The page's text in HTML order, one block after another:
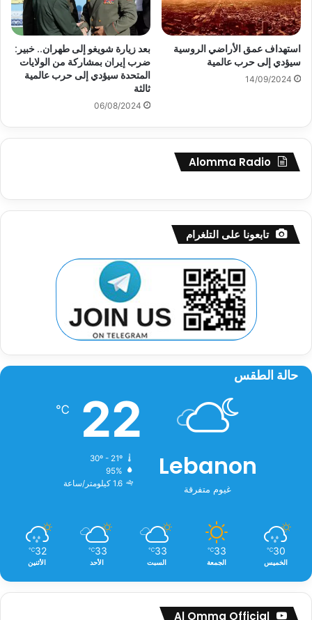
استهداف عمق الأراضي الروسية
سيؤدي إلى حرب عالمية
14/09/2024
بعد زيارة شويغو إلى طهران.. خبير:
ضرب إيران بمشاركة من الولايات
المتحدة سيؤدي إلى حرب عالمية
ثالثة
06/08/2024
Alomma Radio
تابعونا على التلغرام
حالة الطقس
Lebanon
غيوم متفرقة
22
℃
30º - 21º
95%
1.6 كيلومتر/ساعة
30
℃
الخميس
33
℃
الجمعة
33
℃
السبت
33
℃
الأحد
32
℃
الأثنين
Al Omma Official